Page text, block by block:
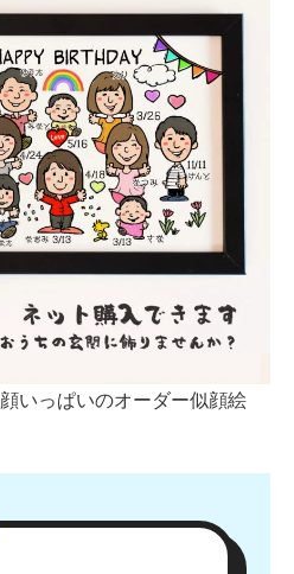
いっぱいのオーダー似顔絵